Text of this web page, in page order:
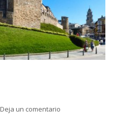
Deja un comentario